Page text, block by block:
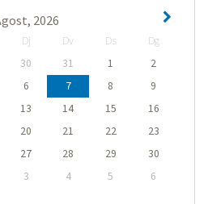
2026
Dj Dv Ds
Dg
30 31 1
2
6 7 8
9
13 14 15
16
20 21 22
23
27 28 29
30
3 4 5 6